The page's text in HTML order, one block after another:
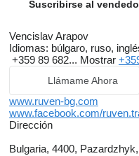
Suscribirse al
Vencislav Arapov
Idiomas: búlgaro, ruso,
+359 89 682... Mostrar
Llámame Ahora
www.ruven-bg.com
www.facebook.com/
Dirección
Bulgaria, 4400,